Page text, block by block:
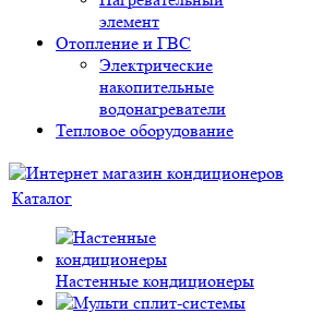
элемент
Отопление и ГВС
Электрические
накопительные
водонагреватели
Тепловое оборудование
Каталог
Настенные кондиционеры